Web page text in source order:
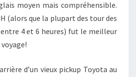
moyen mais compréhensible.
(alors que la plupart des tour des
4 et 6 heures) fut le meilleur
d’un vieux pickup Toyota au